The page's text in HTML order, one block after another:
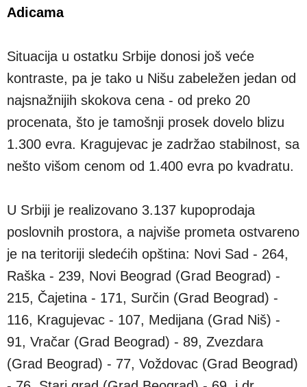
Adicama
Situacija u ostatku Srbije donosi još veće
kontraste, pa je tako u Nišu zabeležen jedan od
najsnažnijih skokova cena - od preko 20
procenata, što je tamošnji prosek dovelo blizu
1.300 evra. Kragujevac je zadržao stabilnost, sa
nešto višom cenom od 1.400 evra po kvadratu.
U Srbiji je realizovano 3.137 kupoprodaja
poslovnih prostora, a najviše prometa ostvareno
je na teritoriji sledećih opština: Novi Sad - 264,
Raška - 239, Novi Beograd (Grad Beograd) -
215, Čajetina - 171, Surčin (Grad Beograd) -
116, Kragujevac - 107, Medijana (Grad Niš) -
91, Vračar (Grad Beograd) - 89, Zvezdara
(Grad Beograd) - 77, Voždovac (Grad Beograd)